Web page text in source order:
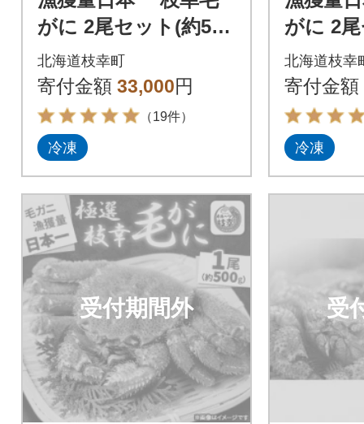
がに 2尾セット(約500
g×2尾) 北海道枝幸町
産
北海道枝幸町
寄付金額 33,000円
（19件）
冷凍
がに 2
g×2尾)
産
北海道枝幸
寄付金額
冷凍
受付期間外 受